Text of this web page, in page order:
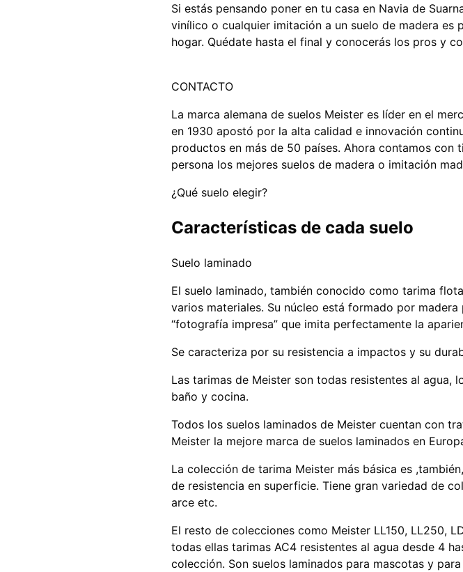
Si estás pensando poner en tu casa en Navia de
vinílico o cualquier imitación a un suelo de madera
hogar. Quédate hasta el final y conocerás los pros y
CONTACTO
La marca alemana de suelos Meister es líder en el
en 1930 apostó por la alta calidad e innovación
productos en más de 50 países. Ahora contamos con
persona los mejores suelos de madera o imitación
¿Qué suelo elegir?
Características de cada suelo
Suelo laminado
El suelo laminado, también conocido como tarima
varios materiales. Su núcleo está formado por
“fotografía impresa” que imita perfectamente la
Se caracteriza por su resistencia a impactos y su
Las tarimas de Meister son todas resistentes al agua,
baño y cocina.
Todos los suelos laminados de Meister cuentan con
Meister la mejore marca de suelos laminados en
La colección de tarima Meister más básica es
de resistencia en superficie. Tiene gran variedad de
arce etc.
El resto de colecciones como Meister LL150, LL250,
todas ellas tarimas AC4 resistentes al agua desde 4
colección. Son suelos laminados para mascotas y